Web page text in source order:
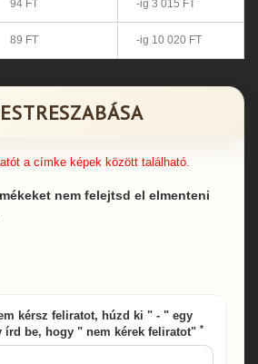
94 FT -ig 3 015 FT
89 FT -ig 10 020 FT
a címke képek között található.
nem felejtsd el elmenteni
kérsz feliratot, húzd ki " - " egy
írd be, hogy " nem kérek feliratot" *